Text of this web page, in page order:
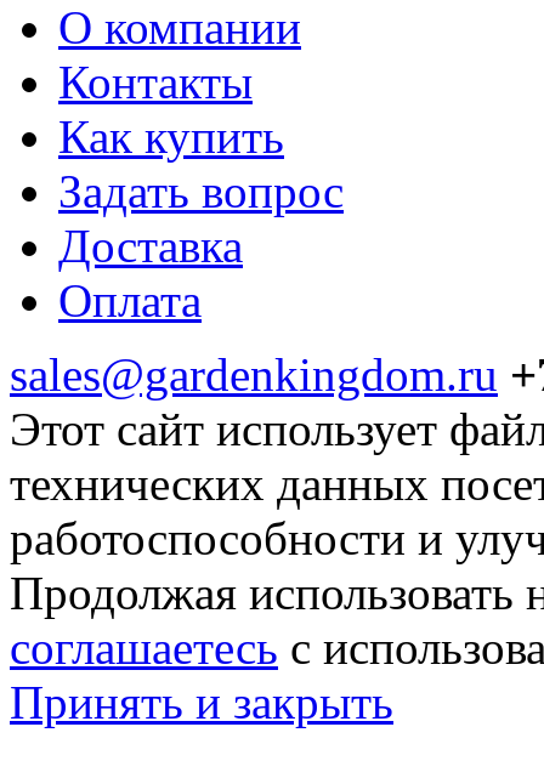
О компании
Контакты
Как купить
Задать вопрос
Доставка
Оплата
sales@gardenkingdom.ru
Этот сайт использует
технических данных
работоспособности и
Продолжая использовать
соглашаетесь с
Принять и закрыть